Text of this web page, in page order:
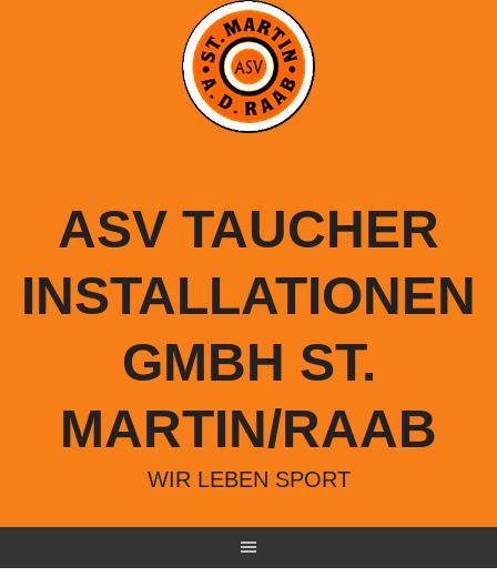
ASV TAUCHER
INSTALLATIONEN
GMBH ST.
MARTIN/RAAB
WIR LEBEN SPORT